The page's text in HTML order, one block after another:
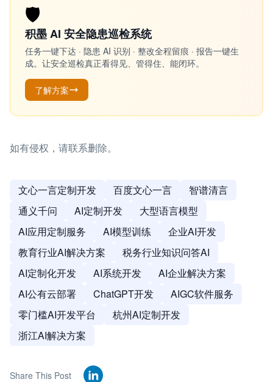
🛡️
积墨 AI 安全隐患巡检系统
任务一键下达 · 隐患 AI 识别 · 整改全程留痕 · 报告一键生
成。让安全巡检真正看得见、管得住、能闭环。
了解方案
如有侵权，请联系删除。
文心一言定制开发 百度文心一言
智谱清言
通义千问
AI定制开发
大型语言模型
AI应用定制服务
AI模型训练
企业AI开发
教育行业AI解决方案
税务行业知识问答AI
AI定制化开发
AI系统开发
AI企业解决方案
AI公有云部署
ChatGPT开发
AIGC软件服务
零门槛AI开发平台
杭州AI定制开发
浙江AI解决方案
Share This Post